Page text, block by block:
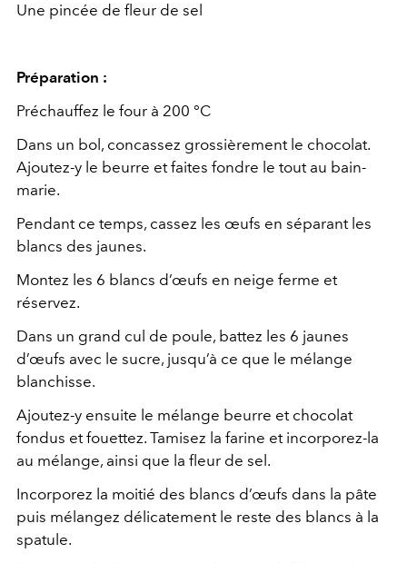
Une pincée de fleur de sel
Préparation :
Préchauffez le four à 200 °C
Dans un bol, concassez grossièrement le chocolat.
Ajoutez-y le beurre et faites fondre le tout au bain-
marie.
Pendant ce temps, cassez les œufs en séparant les
blancs des jaunes.
Montez les 6 blancs d’œufs en neige ferme et
réservez.
Dans un grand cul de poule, battez les 6 jaunes
d’œufs avec le sucre, jusqu’à ce que le mélange
blanchisse.
Ajoutez-y ensuite le mélange beurre et chocolat
fondus et fouettez. Tamisez la farine et incorporez-la
au mélange, ainsi que la fleur de sel.
Incorporez la moitié des blancs d’œufs dans la pâte
puis mélangez délicatement le reste des blancs à la
spatule.